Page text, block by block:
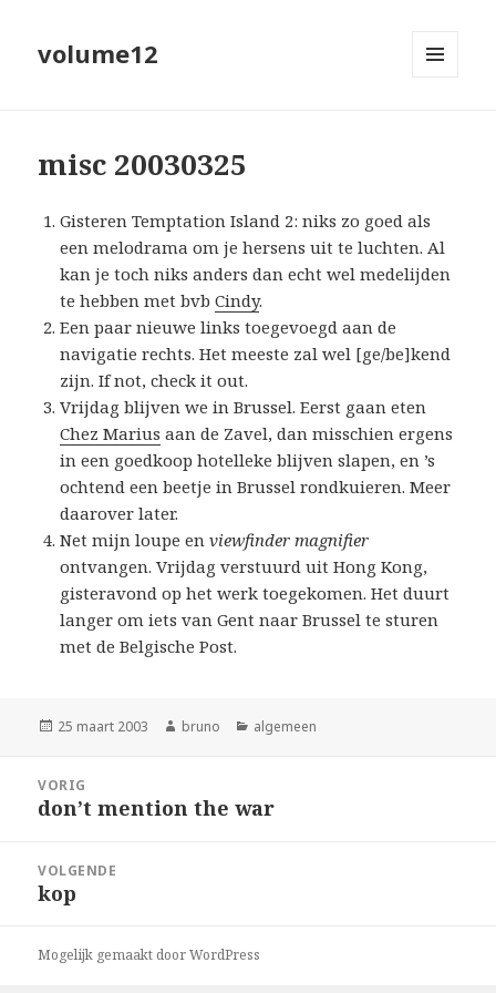
volume12
misc 20030325
Gisteren Temptation Island 2: niks zo goed als
een melodrama om je hersens uit te luchten. Al
kan je toch niks anders dan echt wel medelijden
te hebben met bvbCindy.
Een paar nieuwe links toegevoegd aan de
navigatie rechts. Het meeste zal wel [ge/be]kend
zijn. If not, check it out.
Vrijdag blijven we in Brussel. Eerst gaan eten
Chez Marius aan de Zavel, dan misschien ergens
in een goedkoop hotelleke blijven slapen, en ’s
ochtend een beetje in Brussel rondkuieren. Meer
daarover later.
Net mijn loupe enviewfinder magnifier
ontvangen. Vrijdag verstuurd uit Hong Kong,
gisteravond op het werk toegekomen. Het duurt
langer om iets van Gent naar Brussel te sturen
met de Belgische Post.
Geplaatst
25 maart 2003 Auteur
bruno Categorieën
algemeen
navigatie
VORIG
Vorig
don’t mention the war
VOLGENDE
Volgend
kop
Mogelijk gemaakt door WordPress